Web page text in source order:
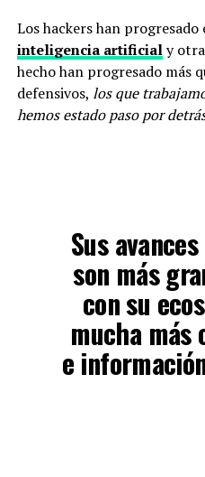
Los hackers han
inteligencia artificialy
hecho han progresado más
defensivos, los que
hemos estado paso por
Sus
son más
con su
mucha más
e